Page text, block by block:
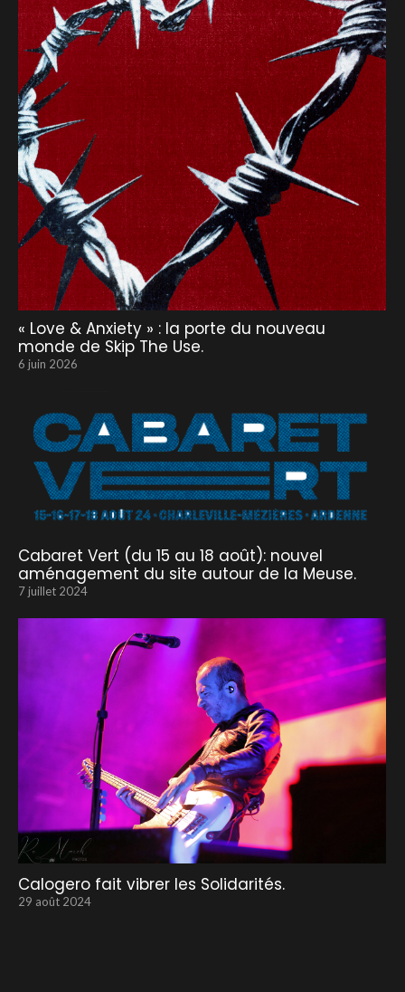
« Love & Anxiety » : la porte du nouveau
monde de Skip The Use.
6 juin 2026
Cabaret Vert (du 15 au 18 août): nouvel
aménagement du site autour de la Meuse.
7 juillet 2024
Calogero fait vibrer les Solidarités.
29 août 2024